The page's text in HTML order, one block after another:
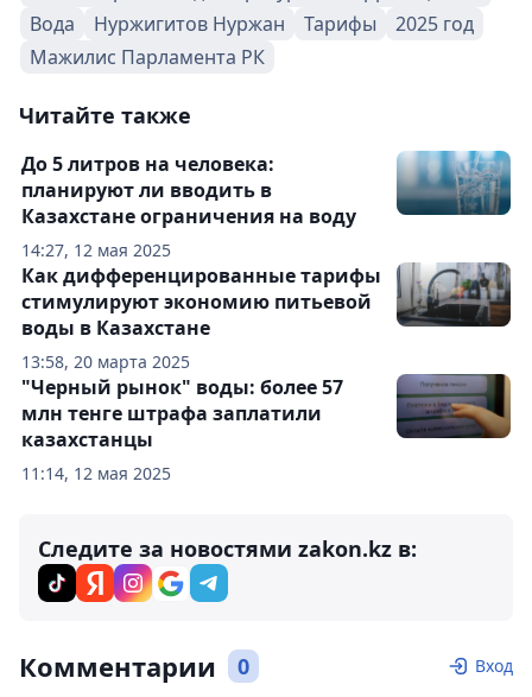
Вода
Нуржигитов Нуржан Тарифы
2025 год
Мажилис Парламента РК
Читайте также
14:27, 12 мая 2025
До 5 литров на человека:
планируют ли вводить в
Казахстане ограничения на воду
13:58, 20 марта 2025
Как дифференцированные тарифы
стимулируют экономию питьевой
воды в Казахстане
11:14, 12 мая 2025
"Черный рынок" воды: более 57
млн тенге штрафа заплатили
казахстанцы
Следите за новостями zakon.kz в:
Комментарии 0 Вход